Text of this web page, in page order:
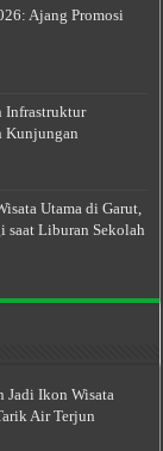
Ajang Promosi
Infrastruktur
Kunjungan
Utama di Garut,
saat Liburan Sekolah
Jadi Ikon Wisata
Air Terjun